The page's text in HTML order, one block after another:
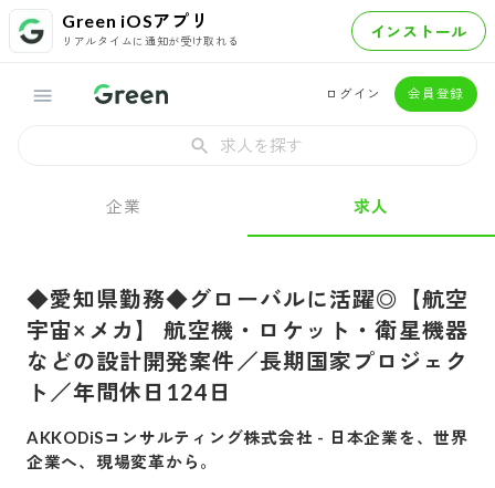
Green iOSアプリ
リアルタイムに通知が受け取れる インストール
ログイン 会員登録
求人を探す
企業 求人
◆愛知県勤務◆グローバルに活躍◎【航空
宇宙×メカ】 航空機・ロケット・衛星機器
などの設計開発案件／長期国家プロジェク
ト／年間休日124日
AKKODiSコンサルティング株式会社 - 日本企業を、世界
企業へ、現場変革から。